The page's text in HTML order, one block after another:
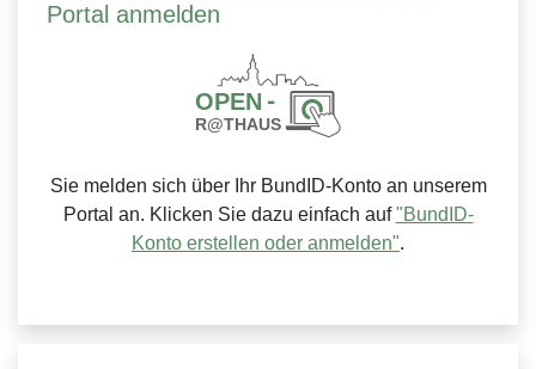
Portal anmelden
Sie melden sich über Ihr BundID-Konto an unserem
Portal an. Klicken Sie dazu einfach auf"BundID-
Konto erstellen oder anmelden".